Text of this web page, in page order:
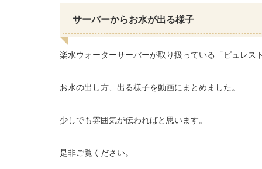
サーバーからお水が出る様子
楽水ウォーターサーバーが取り扱っている「ピュレス
お水の出し方、出る様子を動画にまとめました。
少しでも雰囲気が伝わればと思います。
是非ご覧ください。